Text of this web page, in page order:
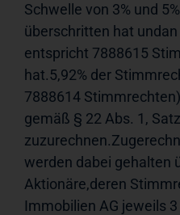
Schwelle von 3% und
überschritten hat
entspricht 7888615
hat.5,92% der
7888614
gemäß § 22 Abs. 1,
werden dabei gehalten
Aktionäre,deren
Immobilien AG jeweils